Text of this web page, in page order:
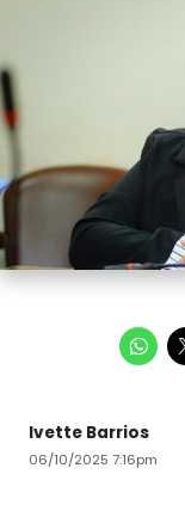
Ivette Barrios
06/10/2025 7:16pm